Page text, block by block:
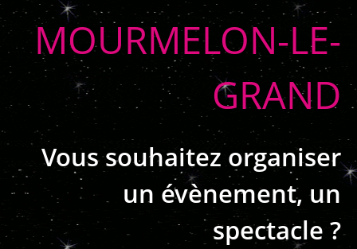
MOURMELON-LE-
GRAND
Vous souhaitez organiser
un évènement, un
spectacle ?